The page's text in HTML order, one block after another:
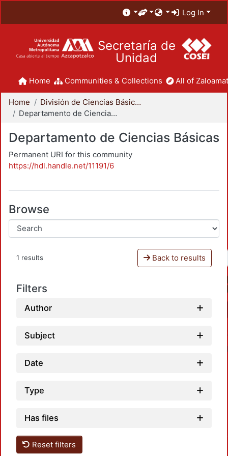
Log In
Secretaría de
Unidad
Home Communities & Collections All of
Home
División de Ciencias Básicas e Ingeniería
Departamento de Ciencias Básicas
Departamento de Ciencias Básicas
Permanent URI for this community
https://hdl.handle.net/11191/6
Browse
1 results Back to results
Filters
Author
Subject
Date
Type
Has files
Reset filters